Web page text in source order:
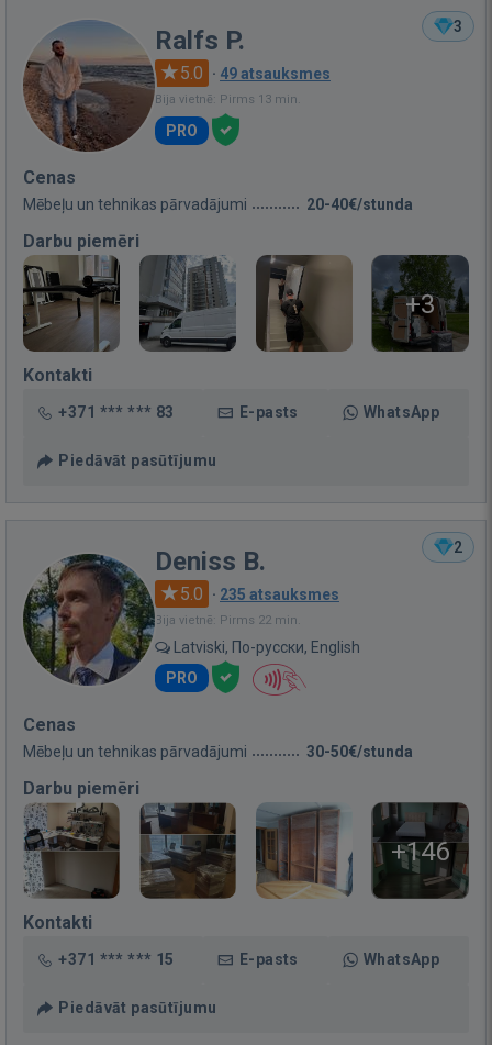
3
Ralfs P.
5.0 · 49 atsauksmes
Bija vietnē: Pirms 13 min.
PRO
Cenas
Mēbeļu un tehnikas pārvadājumi 20-40€/stunda
Darbu piemēri
+3
Kontakti
+371 *** *** 83 E-pasts WhatsApp
Piedāvāt pasūtījumu
2
Deniss B.
5.0 · 235 atsauksmes
Bija vietnē: Pirms 22 min.
Latviski, По-русски, English
PRO
Cenas
Mēbeļu un tehnikas pārvadājumi 30-50€/stunda
Darbu piemēri
+146
Kontakti
+371 *** *** 15 E-pasts WhatsApp
Piedāvāt pasūtījumu